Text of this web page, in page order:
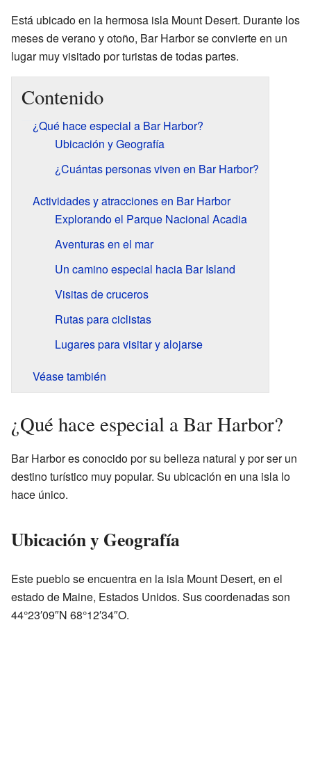
Está ubicado en la hermosa isla Mount Desert. Durante los
meses de verano y otoño, Bar Harbor se convierte en un
lugar muy visitado por turistas de todas partes.
Contenido
¿Qué hace especial a Bar Harbor?
Ubicación y Geografía
¿Cuántas personas viven en Bar Harbor?
Actividades y atracciones en Bar Harbor
Explorando el Parque Nacional Acadia
Aventuras en el mar
Un camino especial hacia Bar Island
Visitas de cruceros
Rutas para ciclistas
Lugares para visitar y alojarse
Véase también
¿Qué hace especial a Bar Harbor?
Bar Harbor es conocido por su belleza natural y por ser un
destino turístico muy popular. Su ubicación en una isla lo
hace único.
Ubicación y Geografía
Este pueblo se encuentra en la isla Mount Desert, en el
estado de Maine, Estados Unidos. Sus coordenadas son
44°23′09″N 68°12′34″O.